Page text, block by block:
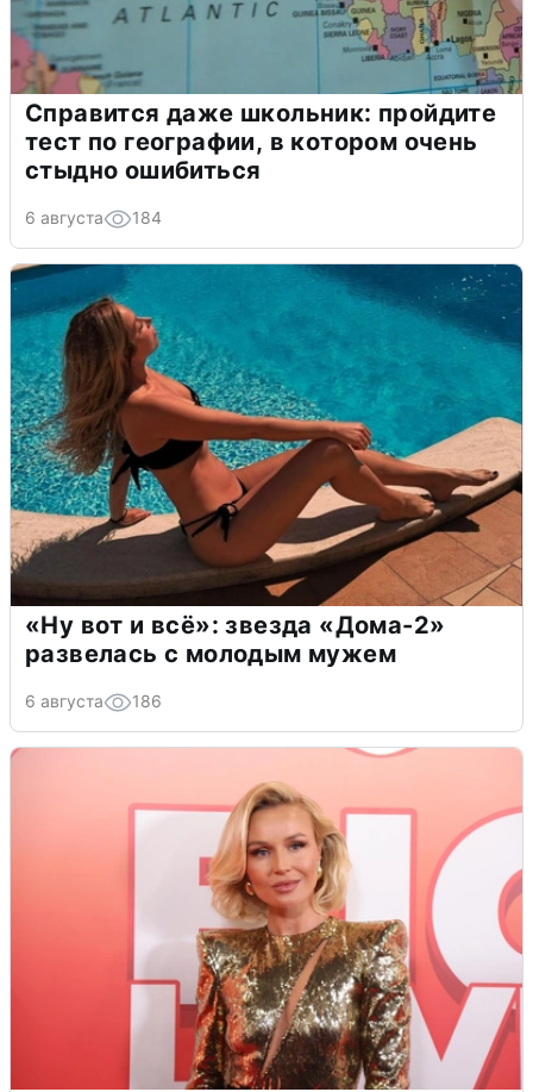
Справится даже школьник: пройдите
тест по географии, в котором очень
стыдно ошибиться
6 августа 184
«Ну вот и всё»: звезда «Дома-2»
развелась с молодым мужем
6 августа 186